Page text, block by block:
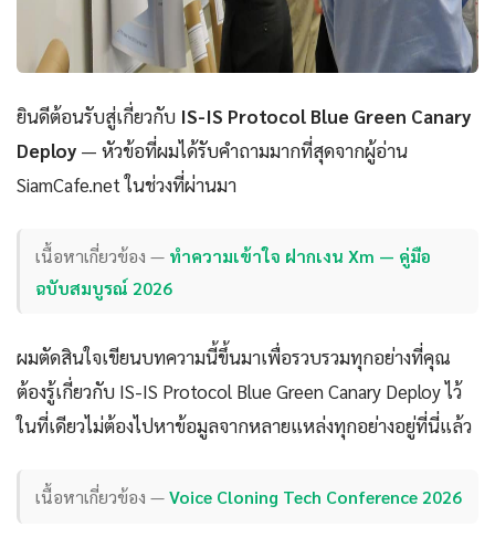
ยินดีต้อนรับสู่เกี่ยวกับ IS-IS Protocol Blue Green Canary
Deploy — หัวข้อที่ผมได้รับคำถามมากที่สุดจากผู้อ่าน
SiamCafe.net ในช่วงที่ผ่านมา
เนื้อหาเกี่ยวข้อง — ทำความเข้าใจ ฝากเงน Xm — คู่มือ
ฉบับสมบูรณ์ 2026
ผมตัดสินใจเขียนบทความนี้ขึ้นมาเพื่อรวบรวมทุกอย่างที่คุณ
ต้องรู้เกี่ยวกับ IS-IS Protocol Blue Green Canary Deploy ไว้
ในที่เดียวไม่ต้องไปหาข้อมูลจากหลายแหล่งทุกอย่างอยู่ที่นี่แล้ว
เนื้อหาเกี่ยวข้อง —Voice Cloning Tech Conference 2026